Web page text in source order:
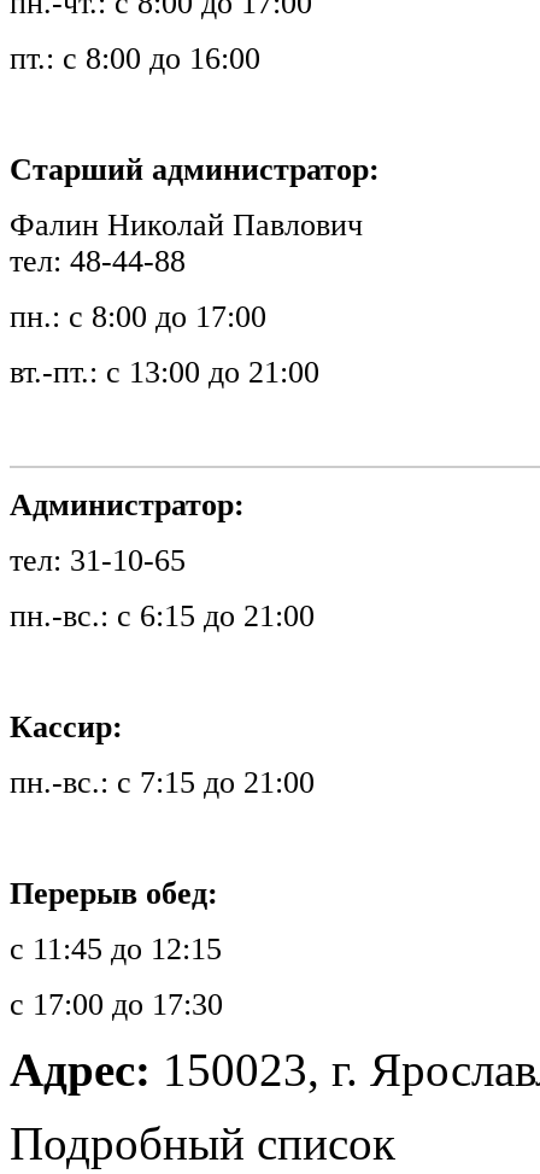
пт.: с 8:00 до 16:00
Старший администратор:
Фалин Николай Павлович
тел: 48-44-88
пн.: с 8:00 до 17:00
вт.-пт.: с 13:00 до 21:00
Администратор:
тел: 31-10-65
пн.-вс.: с 6:15 до 21:00
Кассир:
пн.-вс.: с 7:15 до 21:00
Перерыв обед:
с 11:45 до 12:15
с 17:00 до 17:30
Адрес: 150023, г.
Подробный список